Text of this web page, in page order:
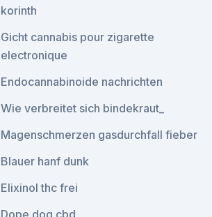
korinth
Gicht cannabis pour zigarette
electronique
Endocannabinoide nachrichten
Wie verbreitet sich bindekraut_
Magenschmerzen gasdurchfall fieber
Blauer hanf dunk
Elixinol thc frei
Dope dog cbd